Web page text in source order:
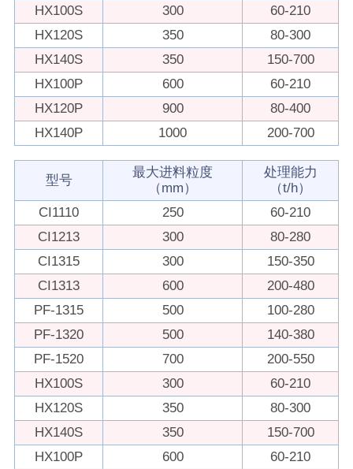
HX100S
300
60-210
HX120S
350
80-300
HX140S
350
150-700
HX100P
600
60-210
HX120P
900
80-400
HX140P
1000 200-700
型号
最大进料粒度
（mm）
处理能力
（t/h）
CI1110
250
60-210
CI1213
300
80-280
CI1315
300
150-350
CI1313
600
200-480
PF-1315
500
100-280
PF-1320
500
140-380
PF-1520
700
200-550
HX100S
300
60-210
HX120S
350
80-300
HX140S
350
150-700
HX100P
600
60-210